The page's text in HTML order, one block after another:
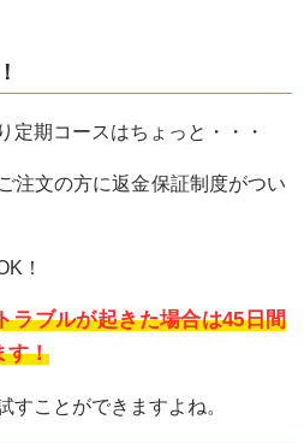
定期コースはちょっと・・・
注文の方に返金保証制度がつい
！
ラブルが起きた場合は45日間
す！
すことができますよね。